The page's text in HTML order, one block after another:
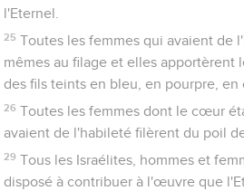
l'Eternel.
25 Toutes les femmes qui avaient de
mêmes au filage et elles apportèrent
des fils teints en bleu, en pourpre, en
26 Toutes les femmes dont le cœur
avaient de l'habileté filèrent du poil
29 Tous les Israélites, hommes et
disposé à contribuer à l'œuvre que